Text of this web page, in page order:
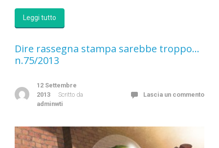
Leggi tutto
Dire rassegna stampa sarebbe troppo…
n.75/2013
12 Settembre
2013
Scritto da
adminwti
Lascia un commento